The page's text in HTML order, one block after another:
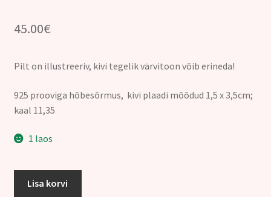
45.00€
Pilt on illustreeriv, kivi tegelik värvitoon võib erineda!
925 prooviga hõbesõrmus, kivi plaadi mõõdud 1,5 x 3,5cm;
kaal 11,35
1 laos
Lisa korvi